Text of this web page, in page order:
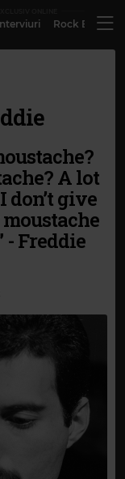
Rock
A lot
don’t give
- Freddie